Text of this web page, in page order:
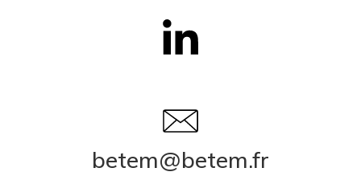
betem@betem.fr